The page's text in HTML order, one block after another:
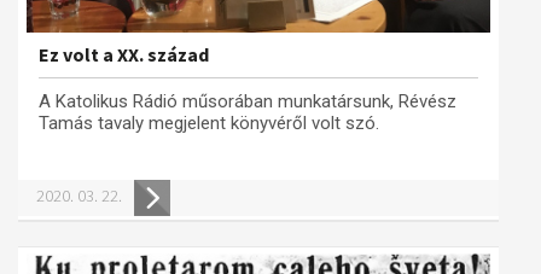
Ez volt a XX. század
A Katolikus Rádió műsorában munkatársunk, Révész
Tamás tavaly megjelent könyvéről volt szó.
2020. 03. 22.